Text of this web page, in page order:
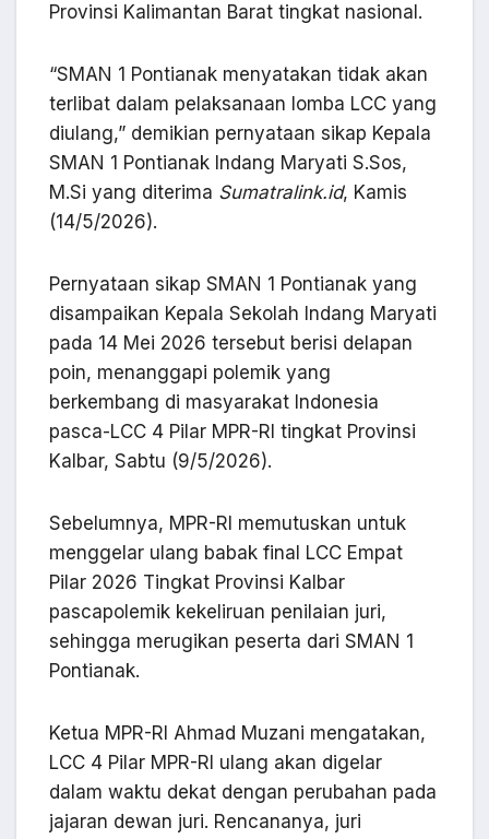
Provinsi Kalimantan Barat tingkat nasional.
“SMAN 1 Pontianak menyatakan tidak akan
terlibat dalam pelaksanaan lomba LCC yang
diulang,” demikian pernyataan sikap Kepala
SMAN 1 Pontianak Indang Maryati S.Sos,
M.Si yang diterima Sumatralink.id, Kamis
(14/5/2026).
Pernyataan sikap SMAN 1 Pontianak yang
disampaikan Kepala Sekolah Indang Maryati
pada 14 Mei 2026 tersebut berisi delapan
poin, menanggapi polemik yang
berkembang di masyarakat Indonesia
pasca-LCC 4 Pilar MPR-RI tingkat Provinsi
Kalbar, Sabtu (9/5/2026).
Sebelumnya, MPR-RI memutuskan untuk
menggelar ulang babak final LCC Empat
Pilar 2026 Tingkat Provinsi Kalbar
pascapolemik kekeliruan penilaian juri,
sehingga merugikan peserta dari SMAN 1
Pontianak.
Ketua MPR-RI Ahmad Muzani mengatakan,
LCC 4 Pilar MPR-RI ulang akan digelar
dalam waktu dekat dengan perubahan pada
jajaran dewan juri. Rencananya, juri